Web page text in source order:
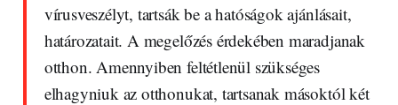
vírusveszélyt, tartsák be a hatóságok ajánlásait,
határozatait. A megelőzés érdekében maradjanak
otthon. Amennyiben feltétlenül szükséges
elhagyniuk az otthonukat, tartsanak másoktól két